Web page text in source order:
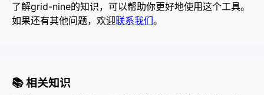
了解grid-nine的知识，可以帮助你更好地使用这个工具。
如果还有其他问题，欢迎联系我们。
📚 相关知识